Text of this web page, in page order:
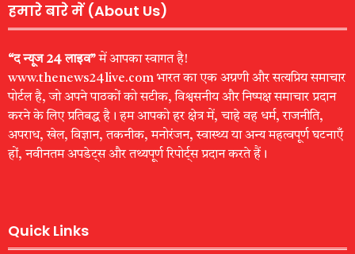
हमारे बारे में (About Us)
“द न्यूज 24 लाइव”में आपका स्वागत है!
www.thenews24live.com भारत का एक अग्रणी और सत्यप्रिय समाचार
पोर्टल है, जो अपने पाठकों को सटीक, विश्वसनीय और निष्पक्ष समाचार प्रदान
करने के लिए प्रतिबद्ध है। हम आपको हर क्षेत्र में, चाहे वह धर्म, राजनीति,
अपराध, खेल, विज्ञान, तकनीक, मनोरंजन, स्वास्थ्य या अन्य महत्वपूर्ण घटनाएँ
हों, नवीनतम अपडेट्स और तथ्यपूर्ण रिपोर्ट्स प्रदान करते हैं।
Quick Links